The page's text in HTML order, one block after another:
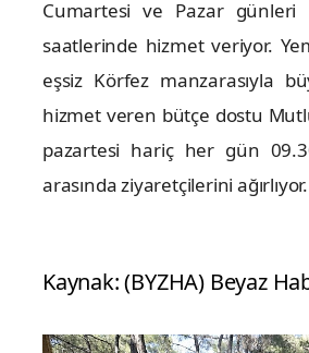
Cumartesi ve Pazar günleri
saatlerinde hizmet veriyor.
eşsiz Körfez manzarasıyla
hizmet veren bütçe dostu
pazartesi hariç her gün
arasında ziyaretçilerini ağırlıyor.
Kaynak: (BYZHA) Beyaz